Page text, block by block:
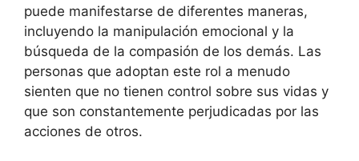
puede manifestarse de diferentes maneras,
incluyendo la manipulación emocional y la
búsqueda de la compasión de los demás. Las
personas que adoptan este rol a menudo
sienten que no tienen control sobre sus vidas y
que son constantemente perjudicadas por las
acciones de otros.